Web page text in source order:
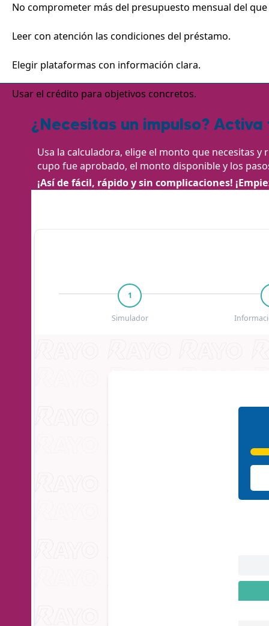
No comprometer más del presupuesto mensual del que
Leer con atención las condiciones del préstamo.
Elegir plataformas con información clara.
Usar el crédito para objetivos concretos.
¿Necesitas un impulso?
Usa la calculadora, elige el monto que necesitas
cupo fue aprobado, el monto disponible y los
¡Así de fácil, rápido y sin complicaciones!
1
Simulador